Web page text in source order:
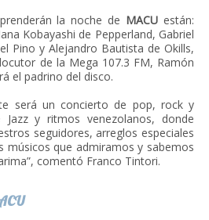
la noche de MACU están:
Kobayashi de Pepperland, Gabriel
Pino y Alejandro Bautista de Okills,
de la Mega 107.3 FM, Ramón
el padrino del disco.
será un concierto de pop, rock y
y ritmos venezolanos, donde
seguidores, arreglos especiales
músicos que admiramos y sabemos
comentó Franco Tintori.